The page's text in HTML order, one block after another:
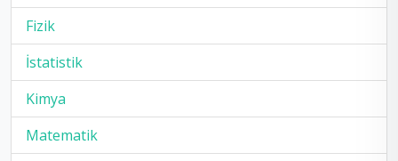
Fizik
İstatistik
Kimya
Matematik